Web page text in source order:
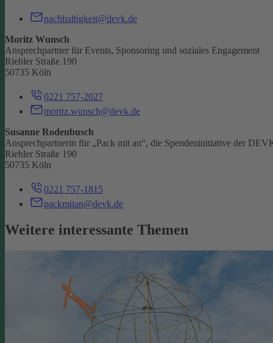
nachhaltigkeit@devk.de
Moritz Wunsch
Ansprechpartner für Events, Sponsoring und soziales Engagement
Riehler Straße 190
50735 Köln
0221 757-2027
moritz.wunsch@devk.de
Susanne Rodenbusch
Ansprechpartnerin für „Pack mit an“, die Spendeninitiative der
Riehler Straße 190
50735 Köln
0221 757-1815
packmitan@devk.de
Weitere interessante Themen